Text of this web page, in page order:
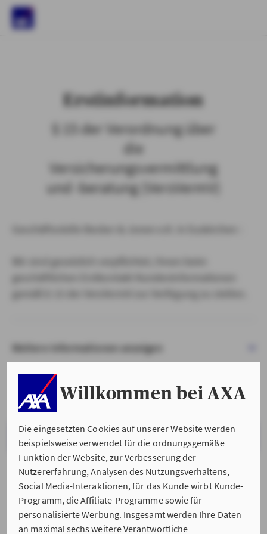
Willkommen bei AXA
Die eingesetzten Cookies auf unserer Website werden
beispielsweise verwendet für die ordnungsgemäße
Funktion der Website, zur Verbesserung der
Nutzererfahrung, Analysen des Nutzungsverhaltens,
Social Media-Interaktionen, für das Kunde wirbt Kunde-
Programm, die Affiliate-Programme sowie für
personalisierte Werbung. Insgesamt werden Ihre Daten
an maximal sechs weitere Verantwortliche
Erstinformation
§ 15 der Verordnung über
die
Versicherungsvermittlung
und -beratung (VersVermV)
Weitere Informationen anzeigen
VERSTANDEN & WEITER